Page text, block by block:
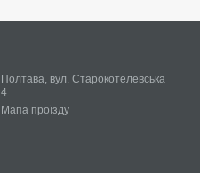
Полтава, вул. Старокотелевська
4
Мапа проїзду